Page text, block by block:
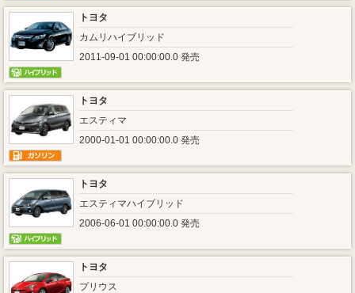
トヨタ
カムリハイブリッド
2011-09-01 00:00:00.0 発売
トヨタ
エスティマ
2000-01-01 00:00:00.0 発売
トヨタ
エスティマハイブリッド
2006-06-01 00:00:00.0 発売
トヨタ
プリウス